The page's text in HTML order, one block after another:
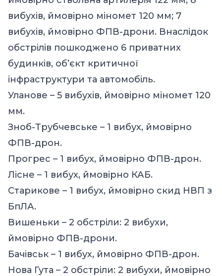
вибухів, ймовірно міномет 120 мм; 7
вибухів, ймовірно ФПВ-дрони. Внаслідок
обстрілів пошкоджено 6 приватних
будинків, об’єкт критичної
інфраструктури та автомобіль.
Уланове – 5 вибухів, ймовірно міномет 120
мм.
Зноб-Трубчевське – 1 вибух, ймовірно
ФПВ-дрон.
Прогрес – 1 вибух, ймовірно ФПВ-дрон.
Лісне – 1 вибух, ймовірно КАБ.
Старикове – 1 вибух, ймовірно скид НВП з
БпЛА.
Вишеньки – 2 обстріли: 2 вибухи,
ймовірно ФПВ-дрони.
Бачівськ – 1 вибух, ймовірно ФПВ-дрон.
Нова Гута – 2 обстріли: 2 вибухи, ймовірно